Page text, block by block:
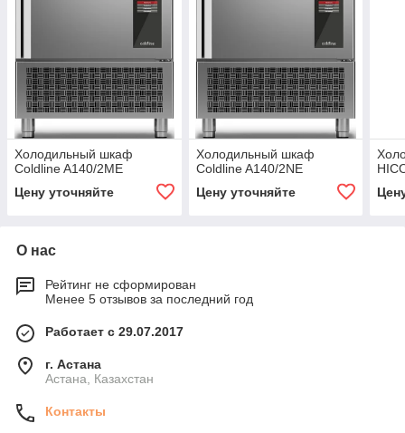
Холодильный шкаф
Coldline A140/2ME
Цену уточняйте
Холодильный шкаф
Coldline A140/2NE
Цену уточняйте
О нас
Рейтинг не сформирован
Менее 5 отзывов за последний год
Работает с 29.07.2017
г. Астана
Астана, Казахстан
Контакты